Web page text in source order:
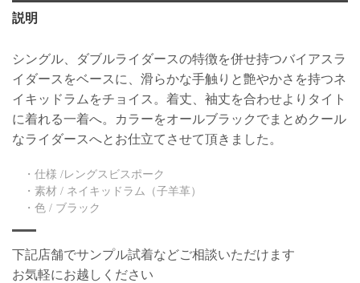
説明
シングル、ダブルライダースの特徴を併せ持つバイアスラ
イダースをベースに、滑らかな手触りと艶やかさを持つネ
イキッドラムをチョイス。着丈、袖丈を合わせよりタイト
に着れる一着へ。カラーをオールブラックでまとめクール
なライダースへとお仕立てさせて頂きました。
・仕様 /レングスビスポーク
・素材 / ネイキッドラム（子羊革）
・色 / ブラック
下記店舗でサンプル試着などご相談いただけます
お気軽にお越しください